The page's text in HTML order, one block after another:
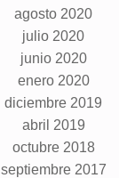
agosto 2020
julio 2020
junio 2020
enero 2020
diciembre 2019
abril 2019
octubre 2018
septiembre 2017